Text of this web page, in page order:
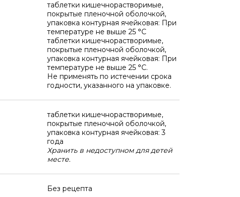
таблетки кишечнорастворимые,
покрытые пленочной оболочкой,
упаковка контурная ячейковая: При
температуре не выше 25 °C
таблетки кишечнорастворимые,
покрытые пленочной оболочкой,
упаковка контурная ячейковая: При
температуре не выше 25 °C.
Не применять по истечении срока
годности, указанного на упаковке.
таблетки кишечнорастворимые,
покрытые пленочной оболочкой,
упаковка контурная ячейковая: 3
года
Хранить в недоступном для детей
месте.
Без рецепта